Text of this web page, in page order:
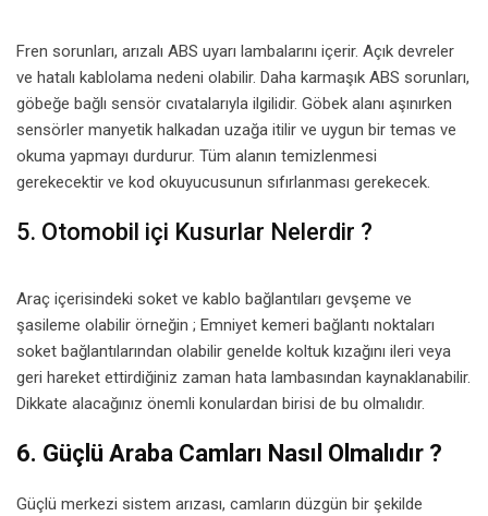
Fren sorunları, arızalı ABS uyarı lambalarını içerir. Açık devreler
ve hatalı kablolama nedeni olabilir. Daha karmaşık ABS sorunları,
göbeğe bağlı sensör cıvatalarıyla ilgilidir. Göbek alanı aşınırken
sensörler manyetik halkadan uzağa itilir ve uygun bir temas ve
okuma yapmayı durdurur. Tüm alanın temizlenmesi
gerekecektir ve kod okuyucusunun sıfırlanması gerekecek.
5. Otomobil içi Kusurlar Nelerdir ?
Araç içerisindeki soket ve kablo bağlantıları gevşeme ve
şasileme olabilir örneğin ; Emniyet kemeri bağlantı noktaları
soket bağlantılarından olabilir genelde koltuk kızağını ileri veya
geri hareket ettirdiğiniz zaman hata lambasından kaynaklanabilir.
Dikkate alacağınız önemli konulardan birisi de bu olmalıdır.
6. Güçlü Araba Camları Nasıl Olmalıdır ?
Güçlü merkezi sistem arızası, camların düzgün bir şekilde